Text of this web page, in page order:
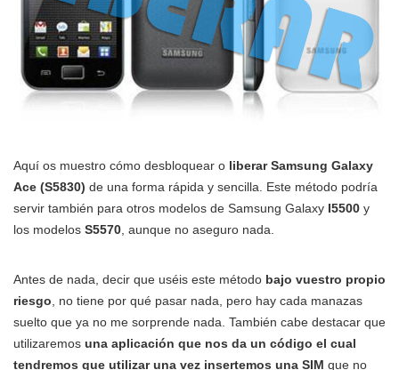
Aquí os muestro cómo desbloquear o liberar Samsung Galaxy
Ace (S5830) de una forma rápida y sencilla. Este método podría
servir también para otros modelos de Samsung Galaxy I5500 y
los modelos S5570, aunque no aseguro nada.
Antes de nada, decir que uséis este método bajo vuestro propio
riesgo, no tiene por qué pasar nada, pero hay cada manazas
suelto que ya no me sorprende nada. También cabe destacar que
utilizaremos una aplicación que nos da un código el cual
tendremos que utilizar una vez insertemos una SIM que no